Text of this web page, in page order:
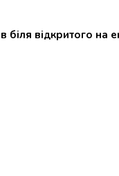
відкритого на